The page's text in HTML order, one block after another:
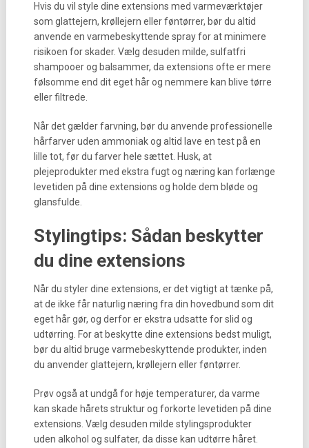
Hvis du vil style dine extensions med varmeværktøjer
som glattejern, krøllejern eller føntørrer, bør du altid
anvende en varmebeskyttende spray for at minimere
risikoen for skader. Vælg desuden milde, sulfatfri
shampooer og balsammer, da extensions ofte er mere
følsomme end dit eget hår og nemmere kan blive tørre
eller filtrede.
Når det gælder farvning, bør du anvende professionelle
hårfarver uden ammoniak og altid lave en test på en
lille tot, før du farver hele sættet. Husk, at
plejeprodukter med ekstra fugt og næring kan forlænge
levetiden på dine extensions og holde dem bløde og
glansfulde.
Stylingtips: Sådan beskytter
du dine extensions
Når du styler dine extensions, er det vigtigt at tænke på,
at de ikke får naturlig næring fra din hovedbund som dit
eget hår gør, og derfor er ekstra udsatte for slid og
udtørring. For at beskytte dine extensions bedst muligt,
bør du altid bruge varmebeskyttende produkter, inden
du anvender glattejern, krøllejern eller føntørrer.
Prøv også at undgå for høje temperaturer, da varme
kan skade hårets struktur og forkorte levetiden på dine
extensions. Vælg desuden milde stylingsprodukter
uden alkohol og sulfater, da disse kan udtørre håret.